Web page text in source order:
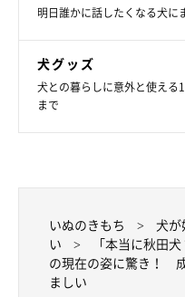
ニヒッ
まるくんの成長を日々見守
た日々を振り返るなかで、
と感じた出来事があったそ
明日誰かに話したくなる犬に
犬グッズ
犬との暮らしに意外と使える
まで
いぬのきもち 犬が
い
「本当に秋田
の現在の姿に驚き！
ましい